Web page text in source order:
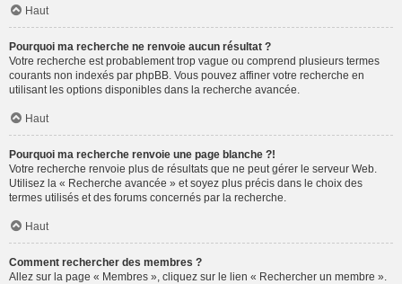
Haut
Pourquoi ma recherche ne renvoie aucun résultat ?
Votre recherche est probablement trop vague ou comprend plusieurs termes
courants non indexés par phpBB. Vous pouvez affiner votre recherche en
utilisant les options disponibles dans la recherche avancée.
Haut
Pourquoi ma recherche renvoie une page blanche ?!
Votre recherche renvoie plus de résultats que ne peut gérer le serveur Web.
Utilisez la « Recherche avancée » et soyez plus précis dans le choix des
termes utilisés et des forums concernés par la recherche.
Haut
Comment rechercher des membres ?
Allez sur la page « Membres », cliquez sur le lien « Rechercher un membre ».